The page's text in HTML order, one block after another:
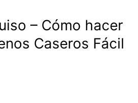
– Cómo hacer
Caseros Fácil